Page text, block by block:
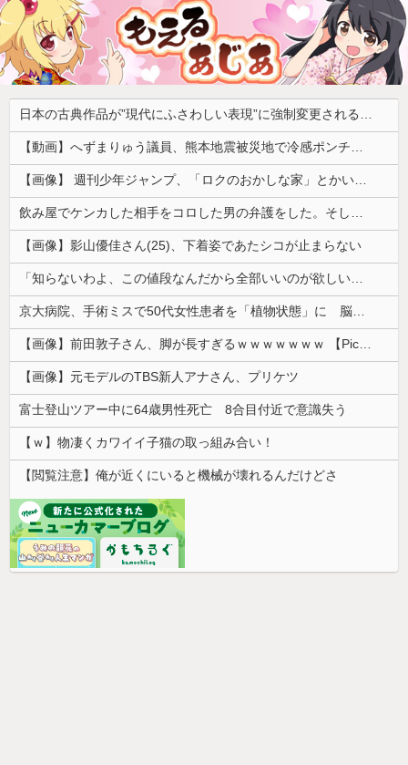
日本の古典作品が”現代にふさわしい表現”に強制変更される事態が進行中、今の価値観に照らせば……
【動画】へずまりゅう議員、熊本地震被災地で冷感ポンチョ配布 → 被災民の衝撃の反応がコチラ → ｗｗｗｗｗｗｗｗｗｗｗｗｗｗｗｗ
【画像】 週刊少年ジャンプ、「ロクのおかしな家」とかいう微妙な漫画を巻頭カラーにしたせいで100万部切る
飲み屋でケンカした相手をコロした男の弁護をした。そして数年後、因果応報を思わせる出来事が…
【画像】影山優佳さん(25)、下着姿であたシコが止まらない
「知らないわよ、この値段なんだから全部いいのが欲しいの」イチゴ売り場で言い返された話
京大病院、手術ミスで50代女性患者を「植物状態」に 脳腫瘍摘出手術で腫瘍の無い部位を摘出してしまう
【画像】前田敦子さん、脚が長すぎるｗｗｗｗｗｗｗ 【Pickup07091615】
【画像】元モデルのTBS新人アナさん、プリケツ
富士登山ツアー中に64歳男性死亡 8合目付近で意識失う
【ｗ】物凄くカワイイ子猫の取っ組み合い！
【閲覧注意】俺が近くにいると機械が壊れるんだけどさ